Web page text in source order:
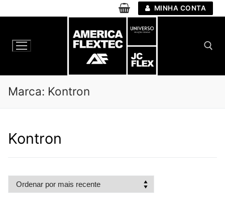
para
conteúdo
MINHA CONTA
Marca: Kontron
Kontron